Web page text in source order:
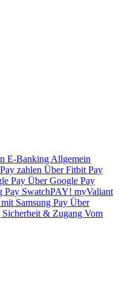
E-Banking Allgemein
zahlen Über Fitbit Pay
Pay Über Google Pay
Pay SwatchPAY! myValiant
Samsung Pay Über
Sicherheit & Zugang Vom